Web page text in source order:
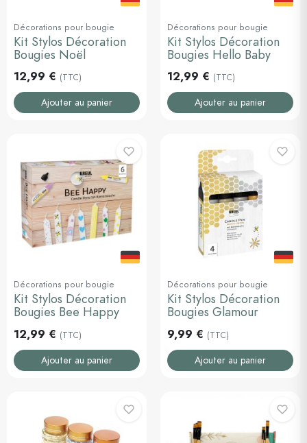
Décorations pour bougie
Kit Stylos Décoration
Bougies Noël
12,99 € (TTC)
Ajouter au panier
Décorations pour bougie
Kit Stylos Décoration
Bougies Hello Baby
12,99 € (TTC)
Ajouter au panier
Décorations pour bougie
Kit Stylos Décoration
Bougies Bee Happy
12,99 € (TTC)
Ajouter au panier
Décorations pour bougie
Kit Stylos Décoration
Bougies Glamour
9,99 € (TTC)
Ajouter au panier